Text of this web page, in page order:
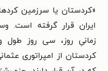
«کردستان یا سرزمین
ایران قرار گرفته است.
زمانیِ روز، سی روز طول و
کردستان از امپراتوری